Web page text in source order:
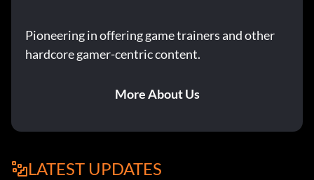
Pioneering in offering game trainers and other
hardcore gamer-centric content.
More About Us
LATEST UPDATES